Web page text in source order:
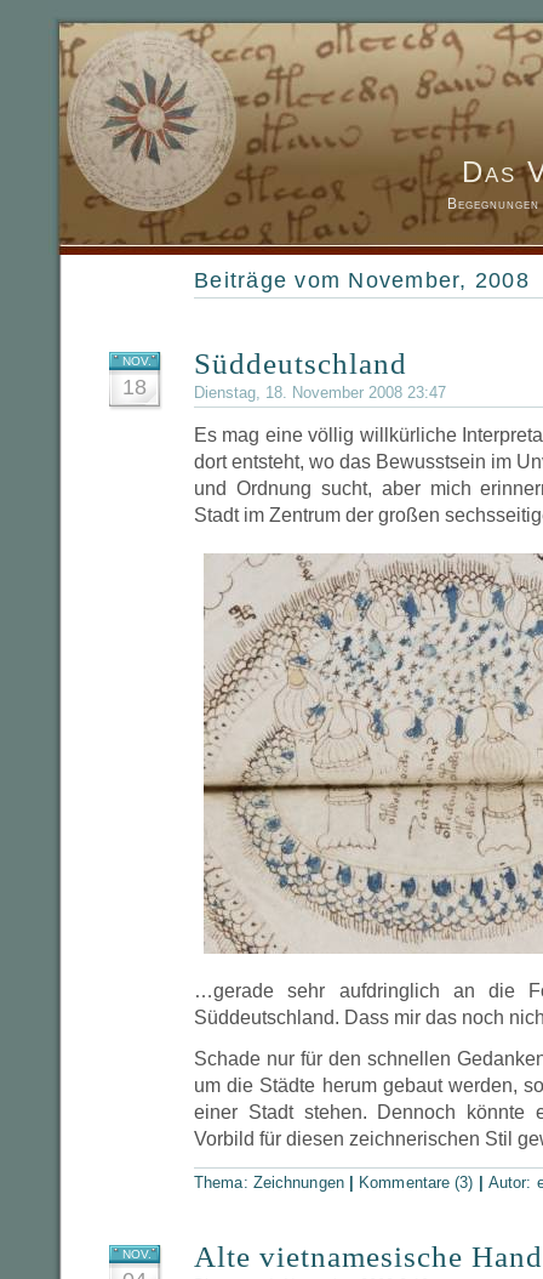
Das
Beiträge vom November, 2008
NOV.
18
Süddeutschland
Dienstag, 18. November 2008 23:47
Es mag eine völlig willkürliche
dort entsteht, wo das Bewusstsein im
und Ordnung sucht, aber mich
Stadt im Zentrum der großen
…gerade sehr aufdringlich an die
Süddeutschland. Dass mir das noch
Schade nur für den schnellen
um die Städte herum gebaut werden,
einer Stadt stehen. Dennoch könnte
Vorbild für diesen zeichnerischen Stil
Thema: Zeichnungen Kommentare (3) Autor:
NOV. Alte vietnamesische